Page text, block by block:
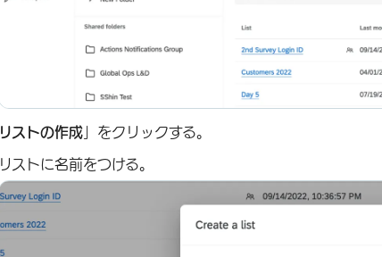
リストの作成 」をクリックする。
リストに名前をつける。